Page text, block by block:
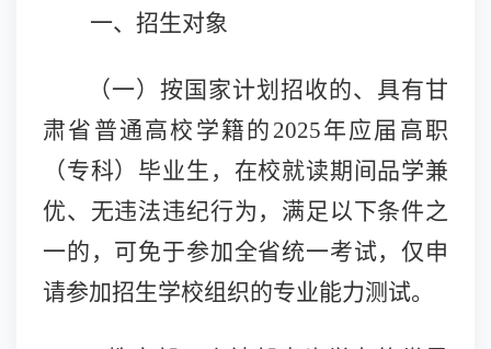
一、招生对象
（一） 按国家计划招收的、具有甘
肃省普通高校学籍的 2025年应届高职
（专科）毕业生，在校就读期间品学兼
优、无违法违纪行为， 满足以下条件之
一的，可免于参加全省统一考试，仅申
请参加招生学校组织的专业能力测试。